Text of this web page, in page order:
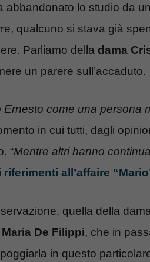
abbandonato lo studio da
qualcuno si stava già
Parliamo della dama
un parere sull’accaduto.
Ernesto come una persona
in cui tutti, dagli
“Mentre altri hanno
riferimenti all’affaire
quella della
Maria De Filippi, che in
in questo